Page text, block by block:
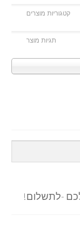
-לתשלום!